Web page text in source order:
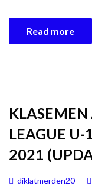
Read more
LEAGUE
2021
diklatmerden20